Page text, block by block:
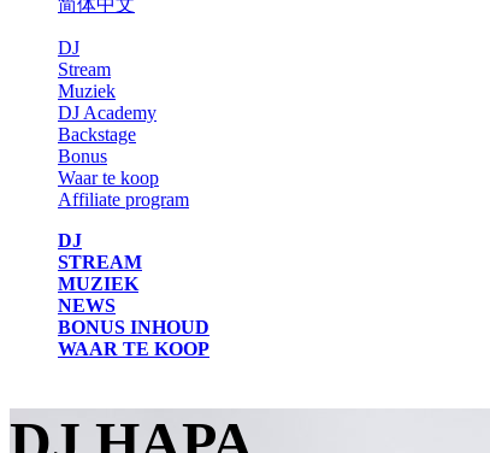
简体中文
DJ
Stream
Muziek
DJ Academy
Backstage
Bonus
Waar te koop
Affiliate program
DJ
STREAM
MUZIEK
NEWS
BONUS INHOUD
WAAR TE KOOP